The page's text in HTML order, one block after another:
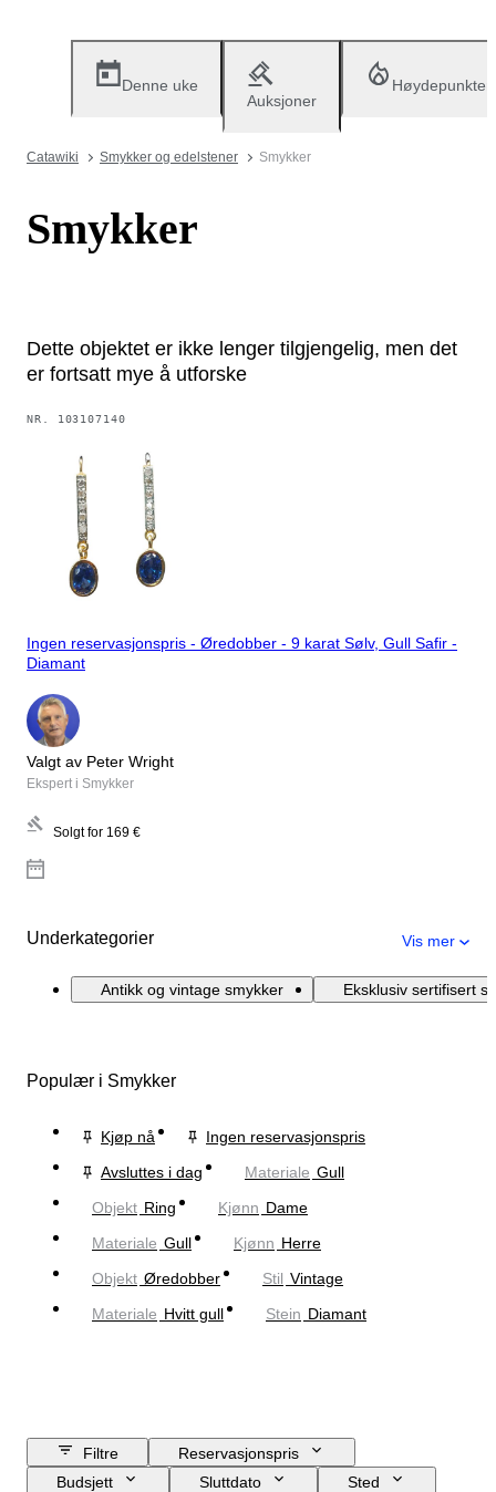
Denne uke
Auksjoner
Høydepunkter
Catawiki Smykker og edelstener Smykker
Smykker
Dette objektet er ikke lenger tilgjengelig, men det
er fortsatt mye å utforske
NR. 103107140
Ingen reservasjonspris - Øredobber - 9 karat Sølv, Gull Safir -
Diamant
Valgt av Peter Wright
Ekspert i Smykker
Solgt for 169 €
Underkategorier Vis mer
Antikk og vintage smykker Eksklusiv sertifisert
Populær i Smykker
Kjøp nå
Ingen reservasjonspris
Avsluttes i dag
Materiale Gull
Objekt Ring Kjønn Dame
Materiale Gull Kjønn Herre
Objekt Øredobber Stil Vintage
Materiale Hvitt gull Stein Diamant
Filtre
Reservasjonspris
Budsjett
Sluttdato
Sted